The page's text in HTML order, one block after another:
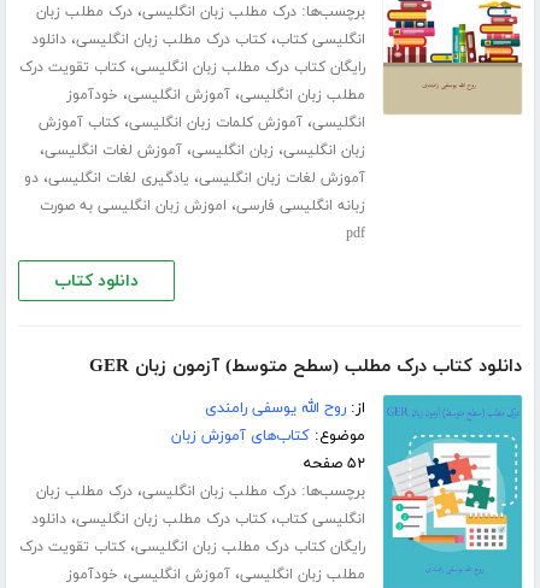
برچسب‌ها:درک مطلب زبان انگلیسی،درک مطلب زبان
انگلیسی کتاب،کتاب درک مطلب زبان انگلیسی،دانلود
رایگان کتاب درک مطلب زبان انگلیسی،کتاب تقویت درک
مطلب زبان انگلیسی،آموزش انگلیسی، خودآموز
انگلیسی،آموزش کلمات زبان انگلیسی،کتاب آموزش
زبان انگلیسی، زبان انگلیسی،آموزش لغات انگلیسی،
آموزش لغات زبان انگلیسی، یادگیری لغات انگلیسی،دو
زبانه انگلیسی فارسی، اموزش زبان انگلیسی به صورت
pdf
دانلود کتاب
دانلود کتاب درک مطلب (سطح متوسط) آزمون زبان GER
از:روح الله یوسفی رامندی
موضوع:کتاب‌های آموزش زبان
۵۲ صفحه
برچسب‌ها:درک مطلب زبان انگلیسی،درک مطلب زبان
انگلیسی کتاب،کتاب درک مطلب زبان انگلیسی،دانلود
رایگان کتاب درک مطلب زبان انگلیسی،کتاب تقویت درک
مطلب زبان انگلیسی،آموزش انگلیسی، خودآموز